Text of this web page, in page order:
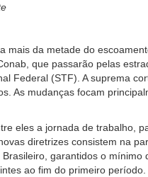
mais da metade do
que passarão pelas
Federal (STF). A suprema
As mudanças focam
eles a jornada de trabalho,
diretrizes consistem na
garantidos o
ao fim do primeiro período.